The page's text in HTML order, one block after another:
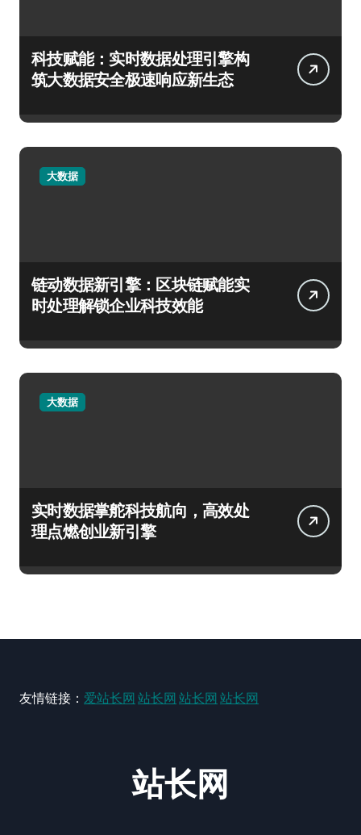
科技赋能：实时数据处理引擎构
筑大数据安全极速响应新生态
大数据
链动数据新引擎：区块链赋能实
时处理解锁企业科技效能
大数据
实时数据掌舵科技航向，高效处
理点燃创业新引擎
友情链接： 爱站长网 站长网 站长网 站长网
站长网